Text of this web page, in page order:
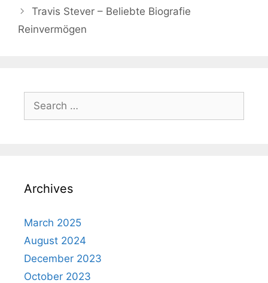
Travis Stever – Beliebte Biografie
Reinvermögen
for:
Archives
March 2025
August 2024
December 2023
October 2023